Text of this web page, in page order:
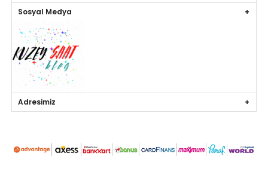
Sosyal Medya
Adresimiz